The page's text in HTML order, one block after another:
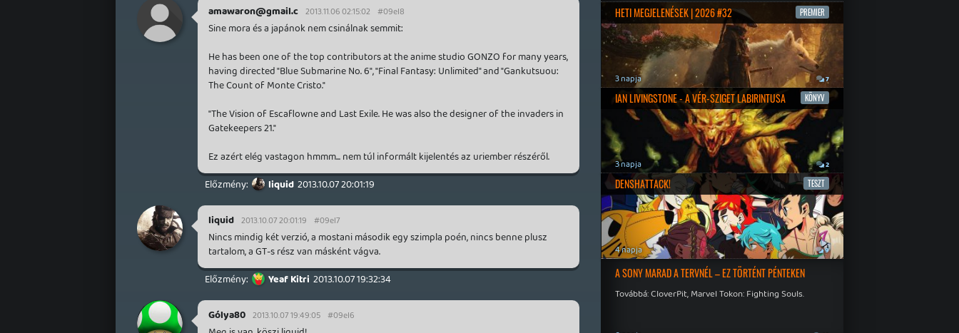
amawaron@gmail.c 2013.11.06 02:15:02 #09el8
Sine mora és a japánok nem csinálnak semmit:
He has been one of the top contributors at the anime studio GONZO for many years,
having directed "Blue Submarine No. 6", "Final Fantasy: Unlimited" and "Gankutsuou:
The Count of Monte Cristo."
"The Vision of Escaflowne and Last Exile. He was also the designer of the invaders in
Gatekeepers 21."
Ez azért elég vastagon hmmm... nem túl informált kijelentés az uriember részéről.
liquid 2013.10.07 20:01:19
liquid 2013.10.07 20:01:19 #09el7
Nincs mindig két verzió, a mostani második egy szimpla poén, nincs benne plusz
tartalom, a GT-s rész van másként vágva.
Yeaf Kitri 2013.10.07 19:32:34
Gólya80 2013.10.07 19:49:05 #09el6
HETI MEGJELENÉSEK | 2026 #32 PREMIER
3 napja 7
IAN LIVINGSTONE - A VÉR-SZIGET LABIRINTUSA KÖNYV
3 napja 2
DENSHATTACK! TESZT
4 napja 9
A SONY MARAD A TERVNÉL – EZ TÖRTÉNT PÉNTEKEN
Továbbá: CloverPit, Marvel Tokon: Fighting Souls.